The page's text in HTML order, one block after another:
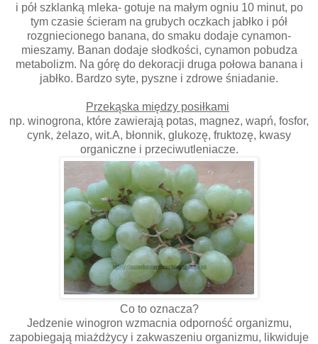
i pół szklanką mleka- gotuje na małym ogniu 10 minut, po
tym czasie ścieram na grubych oczkach jabłko i pół
rozgniecionego banana, do smaku dodaje cynamon-
mieszamy. Banan dodaje słodkości, cynamon pobudza
metabolizm. Na górę do dekoracji druga połowa banana i
jabłko. Bardzo syte, pyszne i zdrowe śniadanie.
Przekąska między posiłkami
np. winogrona, które zawierają potas, magnez, wapń, fosfor,
cynk, żelazo, wit.A, błonnik, glukozę, fruktozę, kwasy
organiczne i przeciwutleniacze.
Co to oznacza?
Jedzenie winogron wzmacnia odporność organizmu,
zapobiegają miażdżycy i zakwaszeniu organizmu, likwiduje